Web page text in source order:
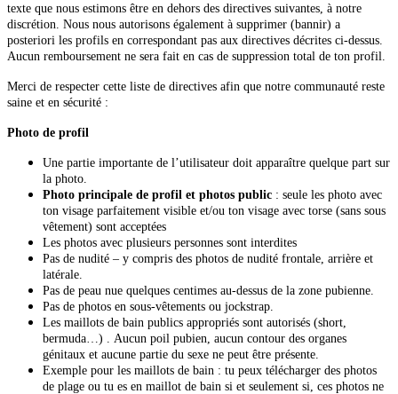
texte que nous estimons être en dehors des directives suivantes, à notre
discrétion. Nous nous autorisons également à supprimer (bannir) a
posteriori les profils en correspondant pas aux directives décrites ci-dessus.
Aucun remboursement ne sera fait en cas de suppression total de ton profil.
Merci de respecter cette liste de directives afin que notre communauté reste
saine et en sécurité :
Photo de profil
Une partie importante de l’utilisateur doit apparaître quelque part sur
la photo.
Photo principale de profil et photos public : seule les photo avec
ton visage parfaitement visible et/ou ton visage avec torse (sans sous
vêtement) sont acceptées
Les photos avec plusieurs personnes sont interdites
Pas de nudité – y compris des photos de nudité frontale, arrière et
latérale.
Pas de peau nue quelques centimes au-dessus de la zone pubienne.
Pas de photos en sous-vêtements ou jockstrap.
Les maillots de bain publics appropriés sont autorisés (short,
bermuda…) . Aucun poil pubien, aucun contour des organes
génitaux et aucune partie du sexe ne peut être présente.
Exemple pour les maillots de bain : tu peux télécharger des photos
de plage ou tu es en maillot de bain si et seulement si, ces photos ne